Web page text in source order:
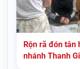
Rộn rã đón tân
nhánh Thanh